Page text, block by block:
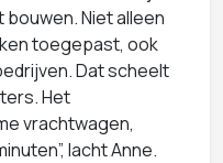
bouwen. Niet alleen
toegepast, ook
Dat scheelt
Het
vrachtwagen,
lacht Anne.